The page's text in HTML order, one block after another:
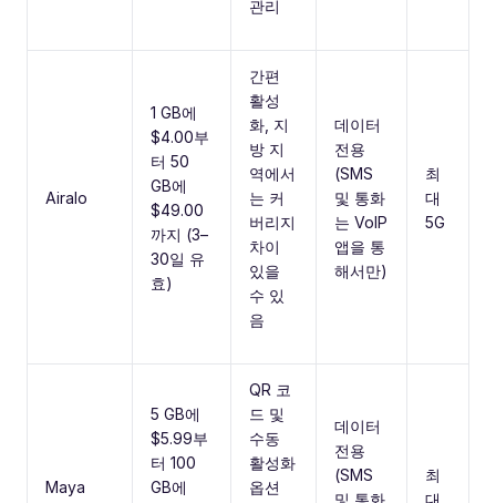
관리
Airalo
1 GB에
$4.00부
터 50
GB에
$49.00
까지 (3–
30일 유
효)
간편
활성
화, 지
방 지
역에서
는 커
버리지
차이
있을
수 있
음
데이터
전용
(SMS
및 통화
는 VoIP
앱을 통
해서만)
최
대
5G
Maya
5 GB에
$5.99부
터 100
GB에
QR 코
드 및
수동
활성화
옵션
데이터
전용
(SMS
및 통화
최
대